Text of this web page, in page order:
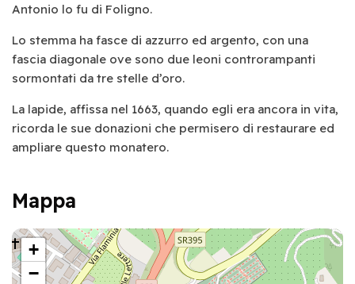
Antonio lo fu di Foligno.
Lo stemma ha fasce di azzurro ed argento, con una
fascia diagonale ove sono due leoni controrampanti
sormontati da tre stelle d’oro.
La lapide, affissa nel 1663, quando egli era ancora in vita,
ricorda le sue donazioni che permisero di restaurare ed
ampliare questo monatero.
Mappa
+
−